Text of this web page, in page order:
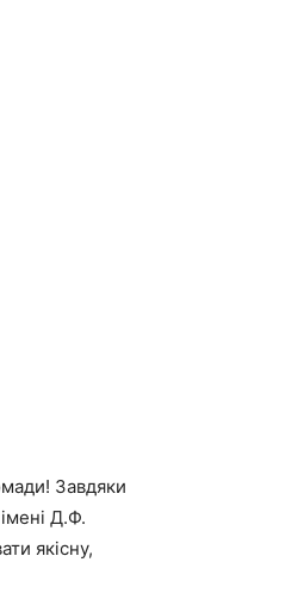
Завдяки
Д.Ф.
якісну,